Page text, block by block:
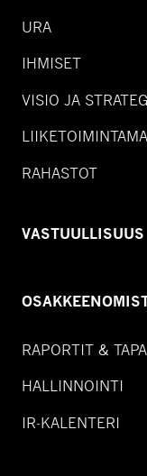
URA
IHMISET
VISIO JA
RAHASTOT
VASTUULLISUUS
RAPORTIT &
HALLINNOINTI
IR-KALENTERI